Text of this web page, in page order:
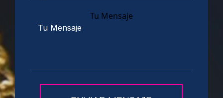
Tu Mensaje